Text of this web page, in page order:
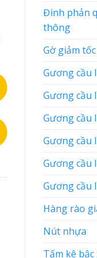
Đinh phản
thông
Gờ giảm tốc
Gương cầu
Gương cầu
Gương cầu
Gương cầu
Gương cầu
Gương cầu
Hàng rào
Nút nhựa
Tấm kê